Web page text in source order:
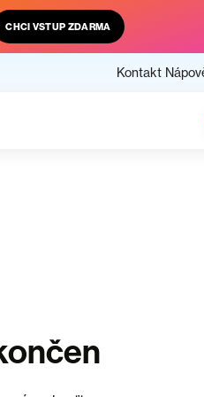
CHCI VSTUP ZDARMA
Kontakt